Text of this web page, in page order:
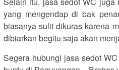
yang mengendap di bak
biasanya sulit dikuras karena
dibiarkan begitu saja akan
Segera hubungi jasa sedot